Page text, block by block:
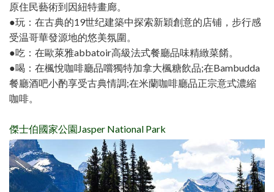
原住民藝術到因紐特畫廊。
●玩：在古典的19世纪建築中探索新穎創意的店铺，步行感
受温哥華發源地的悠美氛圍。
●吃：在歐萊雅abbatoir高級法式餐廳品味精緻菜餚。
●喝：在楓悅咖啡廳品嚐獨特加拿大楓糖飲品;在Bambudda
餐廳酒吧小酌享受古典情調;在米蘭咖啡廳品正宗意式濃縮
咖啡。
傑士伯國家公園Jasper National Park